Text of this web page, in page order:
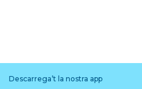
Descarrega’t la nostra app